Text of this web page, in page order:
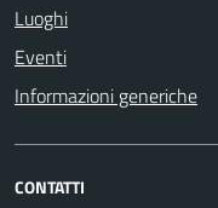
Luoghi
Eventi
Informazioni generiche
CONTATTI